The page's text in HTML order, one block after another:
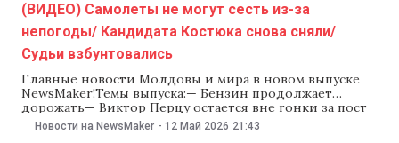
(ВИДЕО) Самолеты не могут сесть из-за
непогоды/ Кандидата Костюка снова сняли/
Судьи взбунтовались
Главные новости Молдовы и мира в новом выпуске
NewsMaker!Темы выпуска:— Бензин продолжает
дорожать— Виктор Перцу остается вне гонки за пост
мэра Оргеева— Поступление в университеты в 2026:
Новости на NewsMaker - 12 Май 2026 21:43